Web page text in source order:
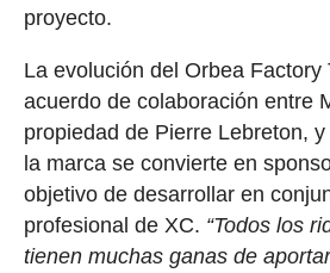
proyecto.
La evolución del Orbea Factory
acuerdo de colaboración entre
propiedad de Pierre Lebreton,
la marca se convierte en
objetivo de desarrollar en
profesional de XC. “Todos los
tienen muchas ganas de